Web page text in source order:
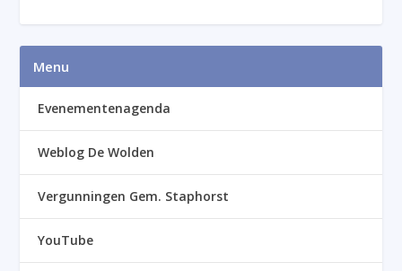
Menu
Evenementenagenda
Weblog De Wolden
Vergunningen Gem. Staphorst
YouTube